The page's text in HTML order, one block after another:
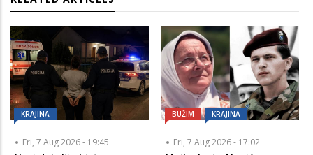
KRAJINA
Fri, 7 Aug 2026 - 19:45
BUŽIM KRAJINA
Fri, 7 Aug 2026 - 17:02